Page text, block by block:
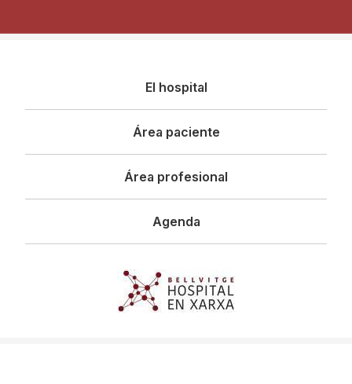
principal
El hospital
Área paciente
Área profesional
Agenda